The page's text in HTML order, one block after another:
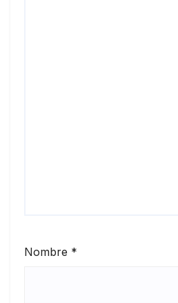
Nombre *